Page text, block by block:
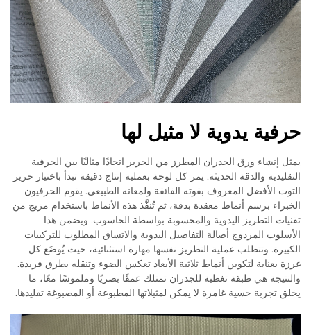
حرفية يدوية لا مثيل لها
يمثل إنشاء ورق الجدران المطرز من الحرير اتحادًا مثاليًا بين الحرفية
التقليدية والدقة الحديثة. يمر كل لوحة بعملية إنتاج دقيقة تبدأ باختيار حرير
التوت الأفضل المعروف بقوته الفائقة ولمعانه الطبيعي. يقوم الحرفيون
الخبراء برسم أنماط معقدة بدقة، ثم تُنفَّذ هذه الأنماط باستخدام مزيج من
تقنيات التطريز اليدوية والمحسوبة بواسطة الحاسوب. ويضمن هذا
الأسلوب المزدوج أصالة التفاصيل اليدوية والاتساق المطلوب للتركيبات
الكبيرة. وتتطلب عملية التطريز نفسها مهارة استثنائية، حيث يُوضَع كل
غرزة بعناية لتكوين أنماط ثلاثية الأبعاد تعكس الضوء وتنقله بطرق فريدة.
والنتيجة هي طبقة تغطية للجدران تمتلك عمقًا بصريًا وملموسًا معًا، ما
يخلق تجربة حسية غامرة لا يمكن لمثيلاتها المطبوعة أو المصبوغة تقليدها.